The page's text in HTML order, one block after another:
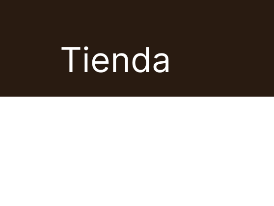
Tienda